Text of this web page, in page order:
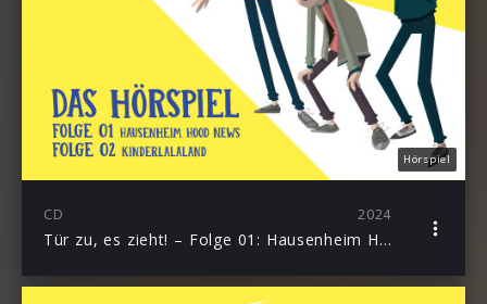
Hörspiel
CD 2024
Tür zu, es zieht! – Folge 01: Hausenheim Hood News + 02: Kinderlalaland